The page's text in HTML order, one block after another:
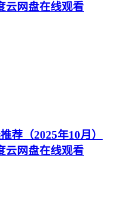
云网盘在线观看
荐（2025年10月）
云网盘在线观看